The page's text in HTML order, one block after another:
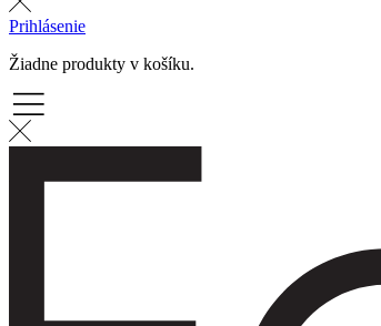
Prihlásenie
Žiadne produkty v košíku.